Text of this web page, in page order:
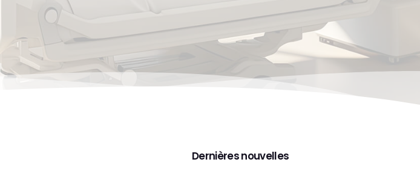
Dernières nouvelles